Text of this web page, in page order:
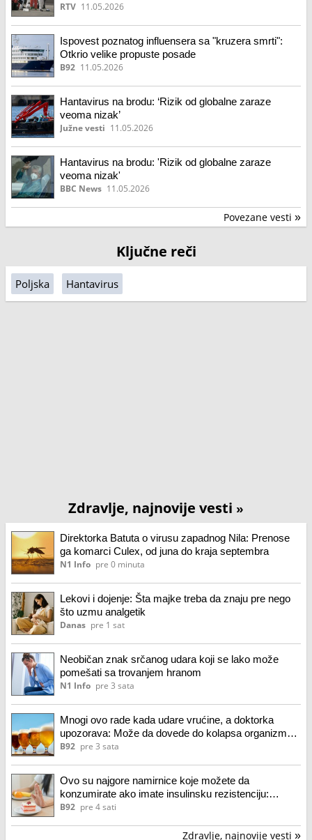
kruzera na putu za aerodrom na Tenerifima
RTV 11.05.2026
Ispovest poznatog influensera sa "kruzera smrti":
Otkrio velike propuste posade
B92 11.05.2026
Hantavirus na brodu: ‘Rizik od globalne zaraze
veoma nizak’
Južne vesti 11.05.2026
Hantavirus na brodu: 'Rizik od globalne zaraze
veoma nizak'
BBC News 11.05.2026
Povezane vesti »
Ključne reči
Poljska Hantavirus
Zdravlje, najnovije vesti »
Direktorka Batuta o virusu zapadnog Nila: Prenose
ga komarci Culex, od juna do kraja septembra
N1 Info pre 0 minuta
Lekovi i dojenje: Šta majke treba da znaju pre nego
što uzmu analgetik
Danas pre 1 sat
Neobičan znak srčanog udara koji se lako može
pomešati sa trovanjem hranom
N1 Info pre 3 sata
Mnogi ovo rade kada udare vrućine, a doktorka
upozorava: Može da dovede do kolapsa organizma
VIDEO
B92 pre 3 sata
Ovo su najgore namirnice koje možete da
konzumirate ako imate insulinsku rezistenciju:
Pogoršavaju stanje
B92 pre 4 sati
Zdravlje, najnovije vesti »